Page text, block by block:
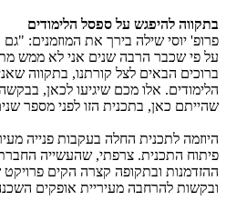
בתקווה להיפגש על ספסל הלימודים
פרופ' יוסי שילה בירך את המוזמנים:
על פי שכבר הרבה שנים אני לא ממש
ברוכים הבאים לצל קורתנו, בתקווה
שהייתם כאן, בתכנית הזו לפני מספר
היוזמה לתכנית החלה בעקבות פנייה
פיתוח התכנית. צרפתי, שהעשייה
ההזדמנות ובתקופה קצרה הקים
ובקשות להרחבה מעיריית אופקים